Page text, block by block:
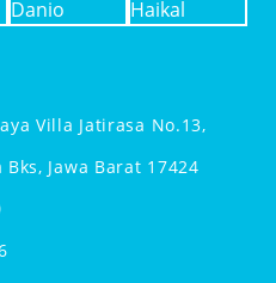
Villa Jatirasa No.13,
Jawa Barat 17424